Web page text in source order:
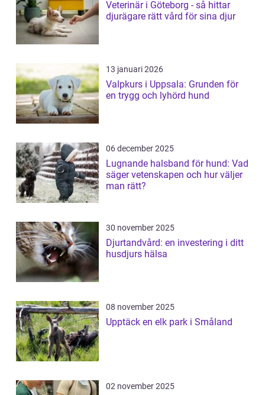
Veterinär i Göteborg - så hittar
djurägare rätt vård för sina djur
13 januari 2026
Valpkurs i Uppsala: Grunden för
en trygg och lyhörd hund
06 december 2025
Lugnande halsband för hund: Vad
säger vetenskapen och hur väljer
man rätt?
30 november 2025
Djurtandvård: en investering i ditt
husdjurs hälsa
08 november 2025
Upptäck en elk park i Småland
02 november 2025